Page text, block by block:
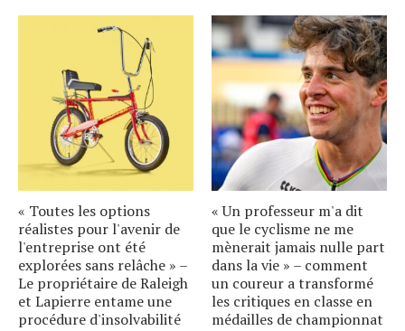
« Toutes les options
réalistes pour l'avenir de
l'entreprise ont été
explorées sans relâche » –
Le propriétaire de Raleigh
et Lapierre entame une
procédure d'insolvabilité
« Un professeur m'a dit
que le cyclisme ne me
mènerait jamais nulle part
dans la vie » – comment
un coureur a transformé
les critiques en classe en
médailles de championnat